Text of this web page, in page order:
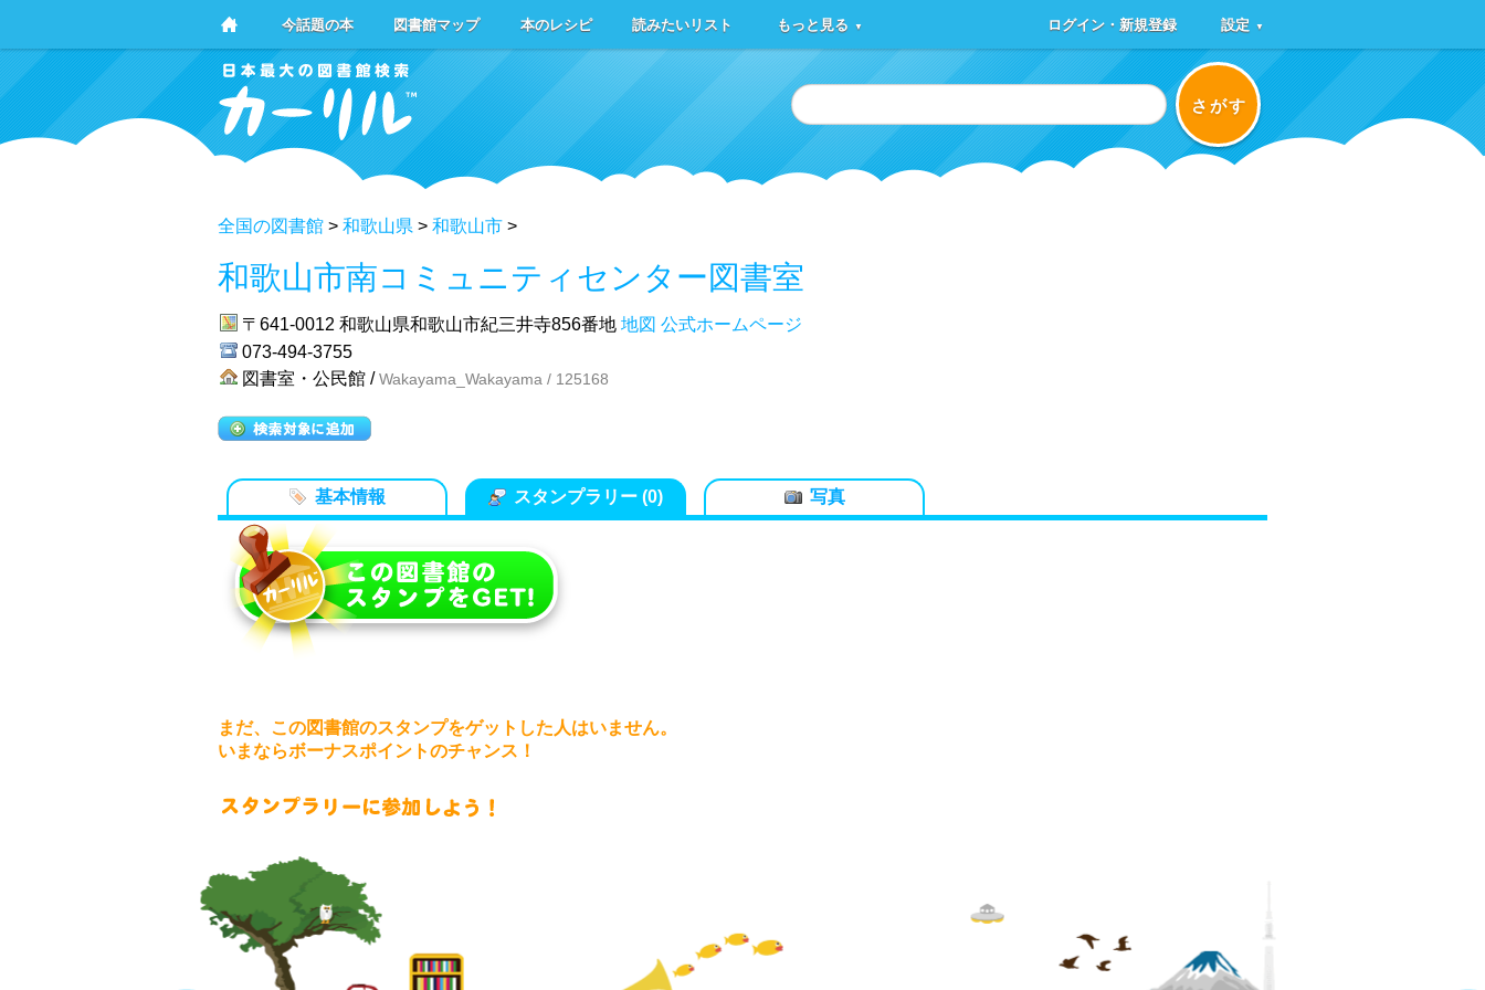
今話題の本 図書館マップ 本のレシピ 読みたいリスト もっと見る ▼ ログイン・新規登録 設定 ▼
さがす
全国の図書館 > 和歌山県 > 和歌山市 >
和歌山市南コミュニティセンター図書室
〒641-0012 和歌山県和歌山市紀三井寺856番地 地図 公式ホームページ
073-494-3755
図書室・公民館 / Wakayama_Wakayama / 125168
基本情報 スタンプラリー (0) 写真
まだ、この図書館のスタンプをゲットした人はいません。
いまならボーナスポイントのチャンス！